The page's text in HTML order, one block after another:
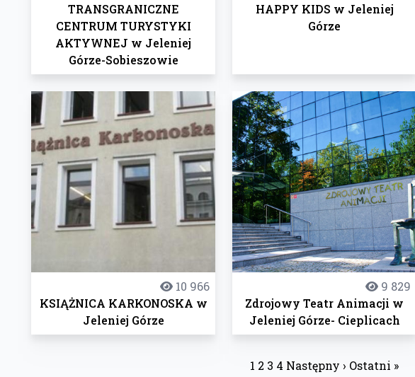
TRANSGRANICZNE
CENTRUM TURYSTYKI
AKTYWNEJ w Jeleniej
Górze-Sobieszowie
HAPPY KIDS w Jeleniej
Górze
10 966
KSIĄŻNICA KARKONOSKA w
Jeleniej Górze
9 829
Zdrojowy Teatr Animacji w
Jeleniej Górze- Cieplicach
1 2 3 4 Następny › Ostatni »